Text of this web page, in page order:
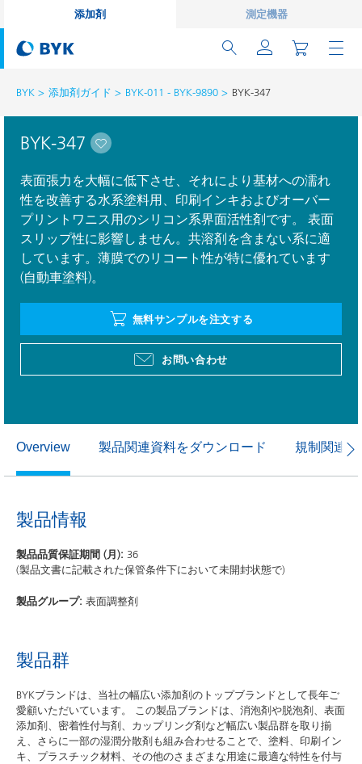
添加剤 測定機器
BYK 添加剤ガイド BYK-011 - BYK-9890 BYK-347
BYK-347
表面張力を大幅に低下させ、それにより基材への濡れ
性を改善する水系塗料用、印刷インキおよびオーバー
プリントワニス用のシリコン系界面活性剤です。 表面
スリップ性に影響しません。共溶剤を含まない系に適
しています。薄膜でのリコート性が特に優れています
(自動車塗料)。
無料サンプルを注文する
お問い合わせ
Overview 製品関連資料をダウンロード 規制関連
製品情報
製品品質保証期間 (月): 36
(製品文書に記載された保管条件下において未開封状態で)
製品グループ: 表面調整剤
製品群
BYKブランドは、当社の幅広い添加剤のトップブランドとして長年ご
愛顧いただいています。 この製品ブランドは、消泡剤や脱泡剤、表面
添加剤、密着性付与剤、カップリング剤など幅広い製品群を取り揃
え、さらに一部の湿潤分散剤も組み合わせることで、塗料、印刷イン
キ、プラスチック材料、その他のさまざまな用途に最適な特性を付与